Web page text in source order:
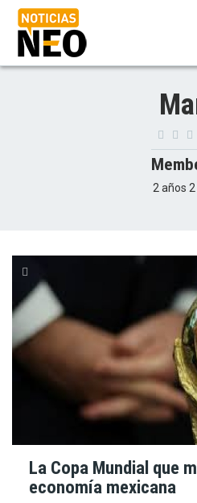
Pasar
contenido
principal
2 años
La Copa Mundial que
economía mexicana